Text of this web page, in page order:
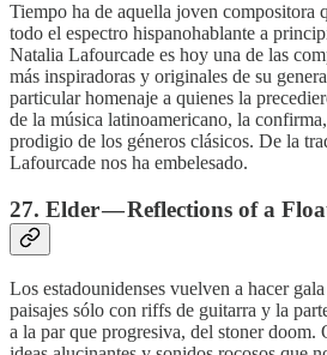
Tiempo ha de aquella joven compositora
todo el espectro hispanohablante a
Natalia Lafourcade es hoy una de las
más inspiradoras y originales de su
particular homenaje a quienes la
de la música latinoamericano, la
prodigio de los géneros clásicos. De la
Lafourcade nos ha embelesado.
27. Elder — Reflections of a
Los estadounidenses vuelven a hacer
paisajes sólo con riffs de guitarra y la
a la par que progresiva, del stoner doom.